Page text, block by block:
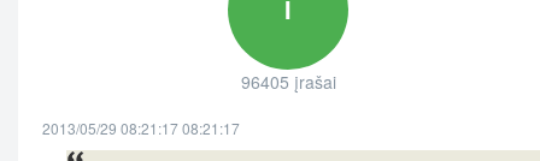
I
96405 įrašai
2013/05/29 08:21:17 08:21:17